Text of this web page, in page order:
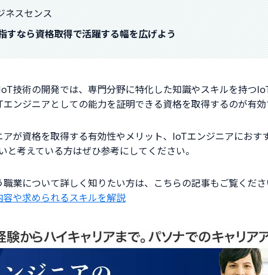
ネスセンス
すなら資格取得で活躍する幅を広げよう
技術の開発では、専門分野に特化した知識やスキルを持つ
ンジニアとしての能力を証明できる資格を取得するのが有効
が資格を取得する有効性やメリット、IoTエンジニアにおす
と考えている方はぜひ参考にしてください。
業について詳しく知りたい方は、こちらの記事もご覧くださ
や求められるスキルを解説